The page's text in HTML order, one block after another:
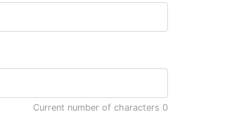
Current number of characters 0